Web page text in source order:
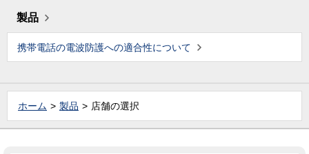
製品
携帯電話の電波防護への適合性について
ホーム 製品 店舗の選択